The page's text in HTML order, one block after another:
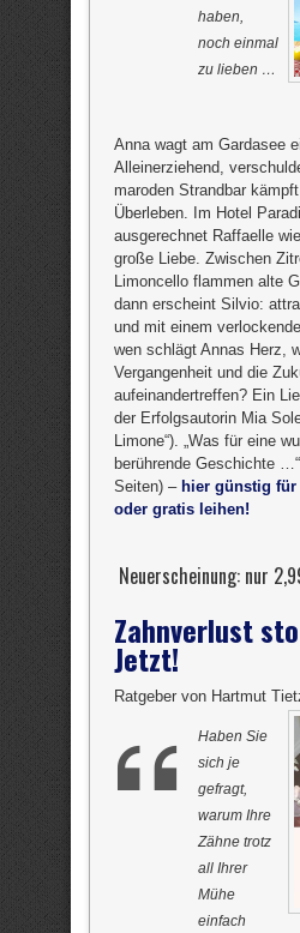
haben,
noch einmal
zu lieben …
Anna wagt am Gardasee
Alleinerziehend,
maroden Strandbar
Überleben. Im Hotel
ausgerechnet Raffaelle
große Liebe. Zwischen
Limoncello flammen alte
dann erscheint Silvio:
und mit einem
wen schlägt Annas Herz,
Vergangenheit und die
aufeinandertreffen? Ein
der Erfolgsautorin Mia
Limone“). „Was für eine
berührende Geschichte
Seiten) – hier günstig
oder gratis leihen!
Neuerscheinung: nur
Zahnverlust
Jetzt!
Ratgeber von Hartmut
Haben Sie
sich je
gefragt,
warum Ihre
Zähne trotz
all Ihrer
Mühe
einfach